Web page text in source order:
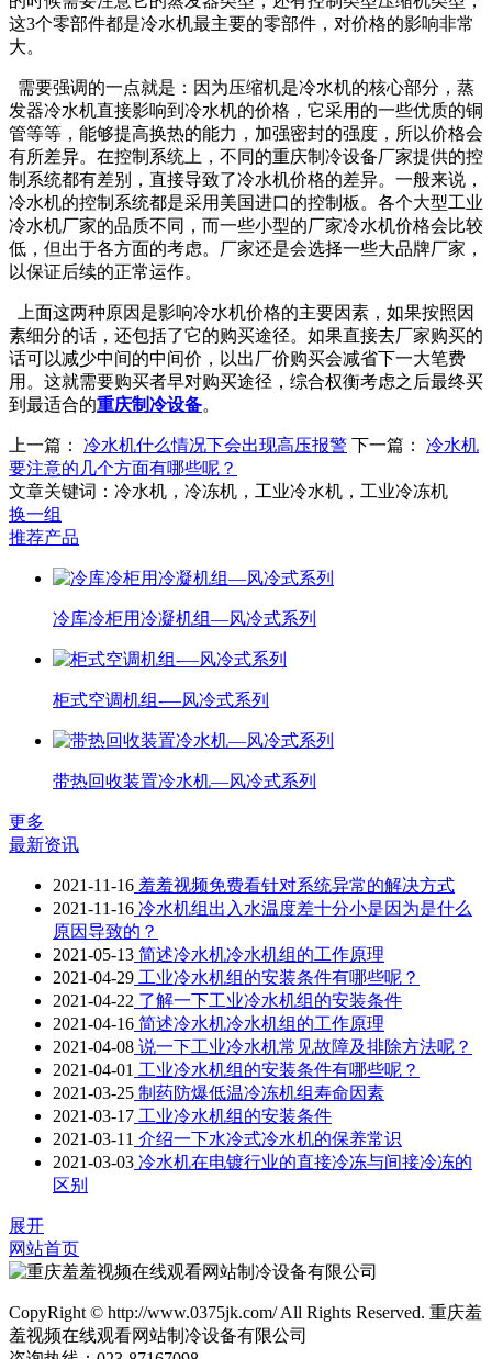
这3个零部件都是冷水机最主要的零部件，对价格的影响非常
大。
需要强调的一点就是：因为压缩机是冷水机的核心部分，蒸
发器冷水机直接影响到冷水机的价格，它采用的一些优质的铜
管等等，能够提高换热的能力，加强密封的强度，所以价格会
有所差异。在控制系统上，不同的重庆制冷设备厂家提供的控
制系统都有差别，直接导致了冷水机价格的差异。一般来说，
冷水机的控制系统都是采用美国进口的控制板。各个大型工业
冷水机厂家的品质不同，而一些小型的厂家冷水机价格会比较
低，但出于各方面的考虑。厂家还是会选择一些大品牌厂家，
以保证后续的正常运作。
上面这两种原因是影响冷水机价格的主要因素，如果按照因
素细分的话，还包括了它的购买途径。如果直接去厂家购买的
话可以减少中间的中间价，以出厂价购买会减省下一大笔费
用。这就需要购买者早对购买途径，综合权衡考虑之后最终买
到最适合的重庆制冷设备。
上一篇： 冷水机什么情况下会出现高压报警 下一篇： 冷水机
要注意的几个方面有哪些呢？
文章关键词：冷水机，冷冻机，工业冷水机，工业冷冻机
换一组
推荐产品
冷库冷柜用冷凝机组—风冷式系列
柜式空调机组-—风冷式系列
带热回收装置冷水机—风冷式系列
更多
最新资讯
2021-11-16 羞羞视频免费看针对系统异常的解决方式
2021-11-16 冷水机组出入水温度差十分小是因为是什么
原因导致的？
2021-05-13 简述冷水机冷水机组的工作原理
2021-04-29 工业冷水机组的安装条件有哪些呢？
2021-04-22 了解一下工业冷水机组的安装条件
2021-04-16 简述冷水机冷水机组的工作原理
2021-04-08 说一下工业冷水机常见故障及排除方法呢？
2021-04-01 工业冷水机组的安装条件有哪些呢？
2021-03-25 制药防爆低温冷冻机组寿命因素
2021-03-17 工业冷水机组的安装条件
2021-03-11 介绍一下水冷式冷水机的保养常识
2021-03-03 冷水机在电镀行业的直接冷冻与间接冷冻的
区别
展开
网站首页
CopyRight © http://www.0375jk.com/ All Rights Reserved. 重庆羞
羞视频在线观看网站制冷设备有限公司